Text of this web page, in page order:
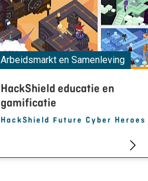
HackShield educatie en
gamificatie
HackShield Future Cyber Heroes
Arbeidsmarkt en Samenleving